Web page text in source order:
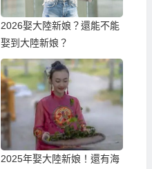
2026娶大陸新娘？還能不能
娶到大陸新娘？
2025年娶大陸新娘！還有海